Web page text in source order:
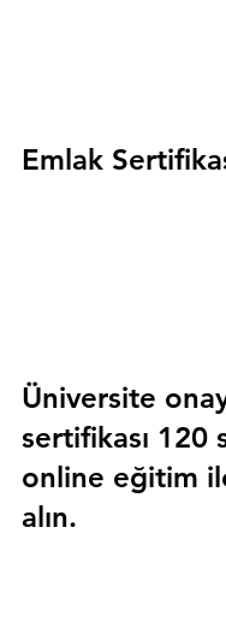
Emlak
Üniversite
sertifikası 120
online eğitim
alın.